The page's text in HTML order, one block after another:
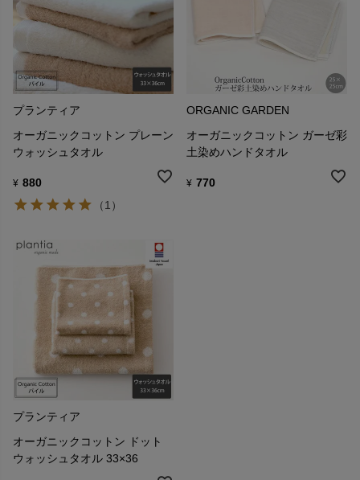
プランティア
オーガニックコットン プレーン
ウォッシュタオル
¥ 880
（1）
ORGANIC GARDEN
オーガニックコットン ガーゼ彩
土染めハンドタオル
¥ 770
プランティア
オーガニックコットン ドット
ウォッシュタオル 33×36